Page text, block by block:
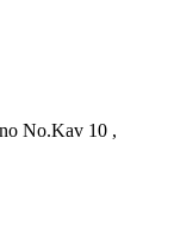
No.Kav 10 ,